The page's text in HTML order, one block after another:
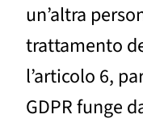
un’altra
trattamento
l’articolo 6,
GDPR funge